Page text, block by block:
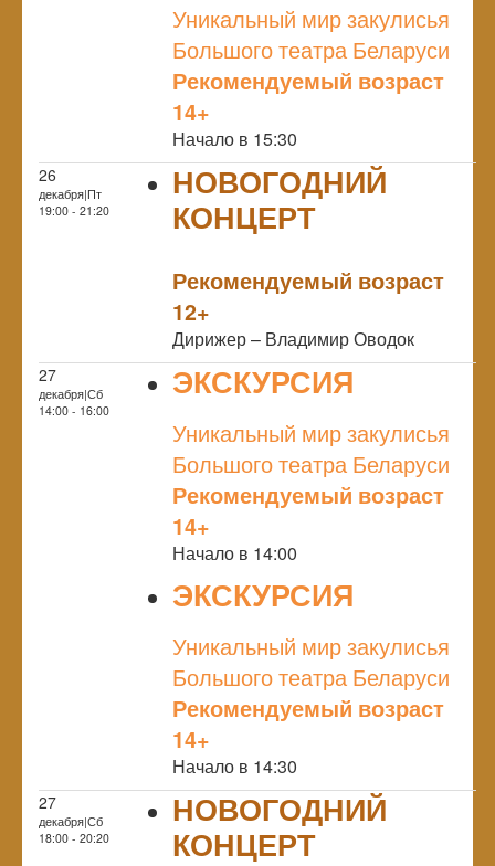
Уникальный мир закулисья
Большого театра Беларуси
Рекомендуемый возраст
14+
Начало в 15:30
26
декабря|Пт
19:00 - 21:20
НОВОГОДНИЙ
КОНЦЕРТ
Рекомендуемый возраст
12+
Дирижер – Владимир Оводок
27
декабря|Сб
14:00 - 16:00
ЭКСКУРСИЯ
Уникальный мир закулисья
Большого театра Беларуси
Рекомендуемый возраст
14+
Начало в 14:00
ЭКСКУРСИЯ
Уникальный мир закулисья
Большого театра Беларуси
Рекомендуемый возраст
14+
Начало в 14:30
27
декабря|Сб
18:00 - 20:20
НОВОГОДНИЙ
КОНЦЕРТ